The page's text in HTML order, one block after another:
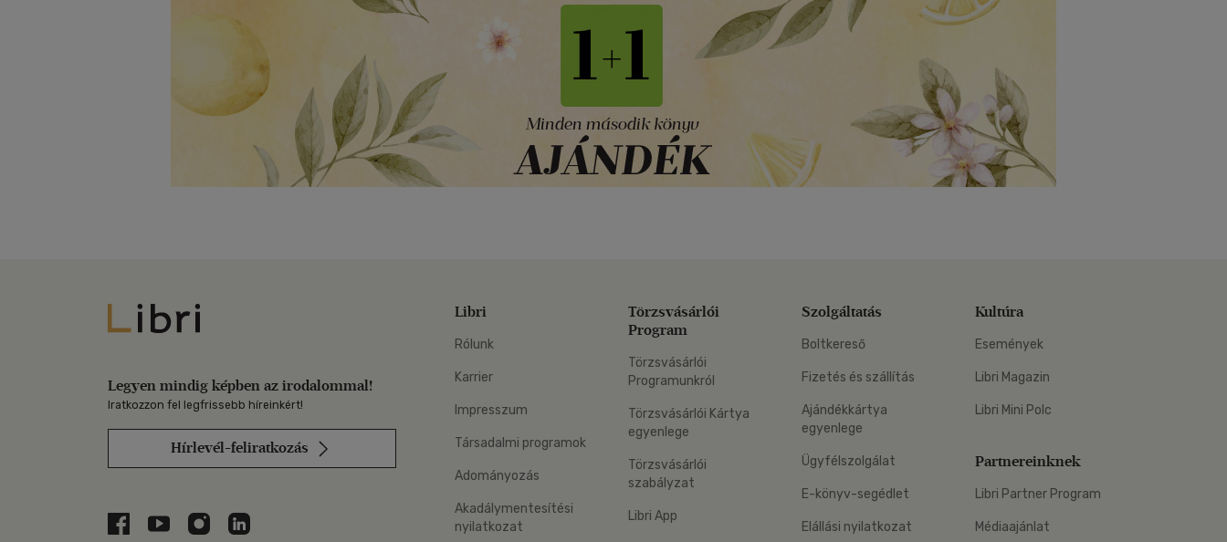
Libri
Legyen mindig képben az irodalommal!
Iratkozzon fel legfrissebb híreinkért!
Hírlevél-feliratkozás
Libri a Facebookon
Libri a Youtube-on
Libri az Instagramon
Libri a LinkedInen
Libri
Rólunk
Karrier
Impresszum
Társadalmi programok
Adományozás
Akadálymentesítési
nyilatkozat
Törzsvásárlói
Program
Törzsvásárlói
Programunkról
Törzsvásárlói Kártya
egyenlege
Törzsvásárlói
szabályzat
Libri App
Szolgáltatás
Boltkereső
Fizetés és szállítás
Ajándékkártya
egyenlege
Ügyfélszolgálat
E-könyv-segédlet
Elállási nyilatkozat
Kultúra
Események
Libri Magazin
Libri Mini Polc
Partnereinknek
Libri Partner Program
Médiaajánlat